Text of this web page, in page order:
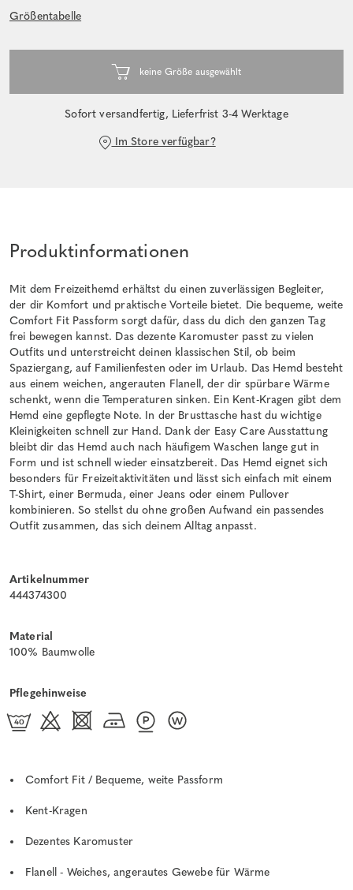
Größentabelle
Sofort versandfertig, Lieferfrist 3-4 Werktage
Im Store verfügbar?
Produktinformationen
Mit dem Freizeithemd erhältst du einen zuverlässigen Begleiter,
der dir Komfort und praktische Vorteile bietet. Die bequeme, weite
Comfort Fit Passform sorgt dafür, dass du dich den ganzen Tag
frei bewegen kannst. Das dezente Karomuster passt zu vielen
Outfits und unterstreicht deinen klassischen Stil, ob beim
Spaziergang, auf Familienfesten oder im Urlaub. Das Hemd besteht
aus einem weichen, angerauten Flanell, der dir spürbare Wärme
schenkt, wenn die Temperaturen sinken. Ein Kent-Kragen gibt dem
Hemd eine gepflegte Note. In der Brusttasche hast du wichtige
Kleinigkeiten schnell zur Hand. Dank der Easy Care Ausstattung
bleibt dir das Hemd auch nach häufigem Waschen lange gut in
Form und ist schnell wieder einsatzbereit. Das Hemd eignet sich
besonders für Freizeitaktivitäten und lässt sich einfach mit einem
T-Shirt, einer Bermuda, einer Jeans oder einem Pullover
kombinieren. So stellst du ohne großen Aufwand ein passendes
Outfit zusammen, das sich deinem Alltag anpasst.
Artikelnummer
444374300
Material
100% Baumwolle
Pflegehinweise
Comfort Fit / Bequeme, weite Passform
Kent-Kragen
Dezentes Karomuster
Flanell - Weiches, angerautes Gewebe für Wärme